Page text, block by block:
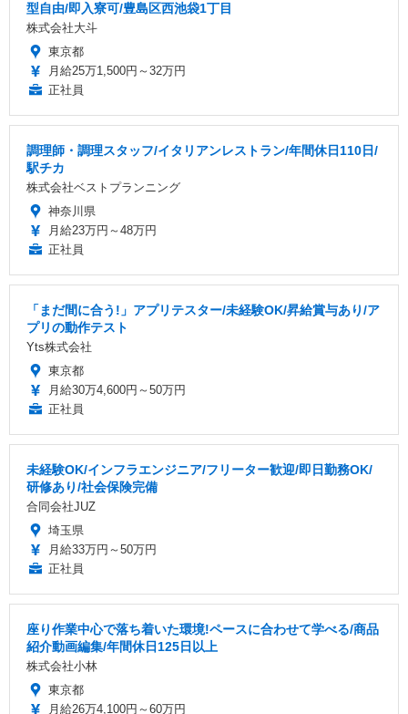
型自由/即入寮可/豊島区西池袋1丁目
株式会社大斗
東京都
月給25万1,500円～32万円
正社員
調理師・調理スタッフ/イタリアンレストラン/年間休日110日/
駅チカ
株式会社ベストプランニング
神奈川県
月給23万円～48万円
正社員
「まだ間に合う!」アプリテスター/未経験OK/昇給賞与あり/ア
プリの動作テスト
Yts株式会社
東京都
月給30万4,600円～50万円
正社員
未経験OK/インフラエンジニア/フリーター歓迎/即日勤務OK/
研修あり/社会保険完備
合同会社JUZ
埼玉県
月給33万円～50万円
正社員
座り作業中心で落ち着いた環境!ペースに合わせて学べる/商品
紹介動画編集/年間休日125日以上
株式会社小林
東京都
月給26万4,100円～60万円